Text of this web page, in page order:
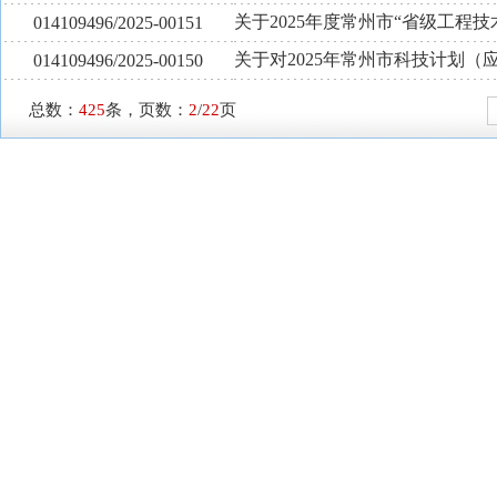
014109496/2025-00151 关于2025年度常州市“省级工程
014109496/2025-00150 关于对2025年常州市科技计划（
总数： 425条，页数： 2/22页